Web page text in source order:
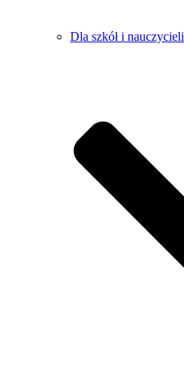
Dla szkół i nauczycieli